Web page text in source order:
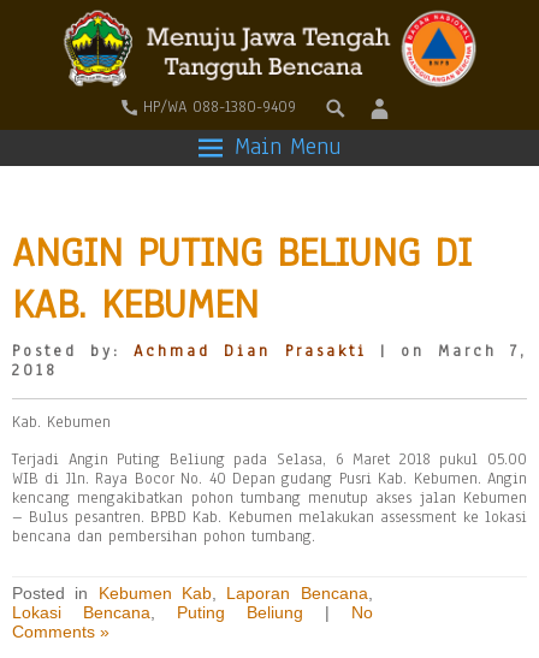
HP/WA 088-1380-9409
Main Menu
ANGIN PUTING BELIUNG DI
KAB. KEBUMEN
Posted by:Achmad Dian Prasakti
| on March 7,
2018
Kab. Kebumen
Terjadi Angin Puting Beliung pada Selasa, 6 Maret 2018 pukul 05.00
WIB di Jln. Raya Bocor No. 40 Depan gudang Pusri Kab. Kebumen. Angin
kencang mengakibatkan pohon tumbang menutup akses jalan Kebumen
– Bulus pesantren. BPBD Kab. Kebumen melakukan assessment ke lokasi
bencana dan pembersihan pohon tumbang.
Posted in Kebumen Kab, Laporan Bencana
Lokasi Bencana
Puting Beliung | No
Comments »